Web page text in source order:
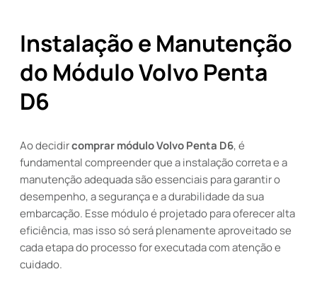
Instalação e Manutenção
do Módulo Volvo Penta
D6
Ao decidircomprar módulo Volvo Penta D6, é
fundamental compreender que a instalação correta e a
manutenção adequada são essenciais para garantir o
desempenho, a segurança e a durabilidade da sua
embarcação. Esse módulo é projetado para oferecer alta
eficiência, mas isso só será plenamente aproveitado se
cada etapa do processo for executada com atenção e
cuidado.